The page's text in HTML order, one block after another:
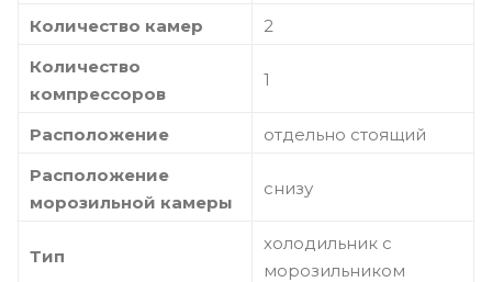
Количество камер
2
Количество
компрессоров
1
Расположение
отдельно стоящий
Расположение
морозильной камеры
снизу
Тип
холодильник с
морозильником